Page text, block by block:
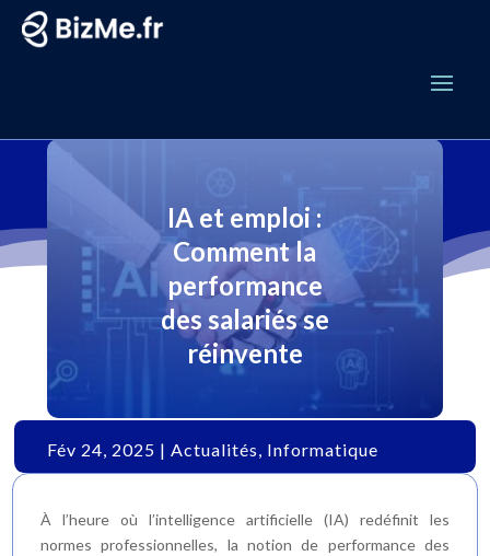
IA et emploi :
Comment la
performance
des salariés se
réinvente
Fév 24, 2025 |Actualités, Informatique
À l’heure où l’intelligence artificielle (IA) redéfinit les
normes professionnelles, la notion de performance des